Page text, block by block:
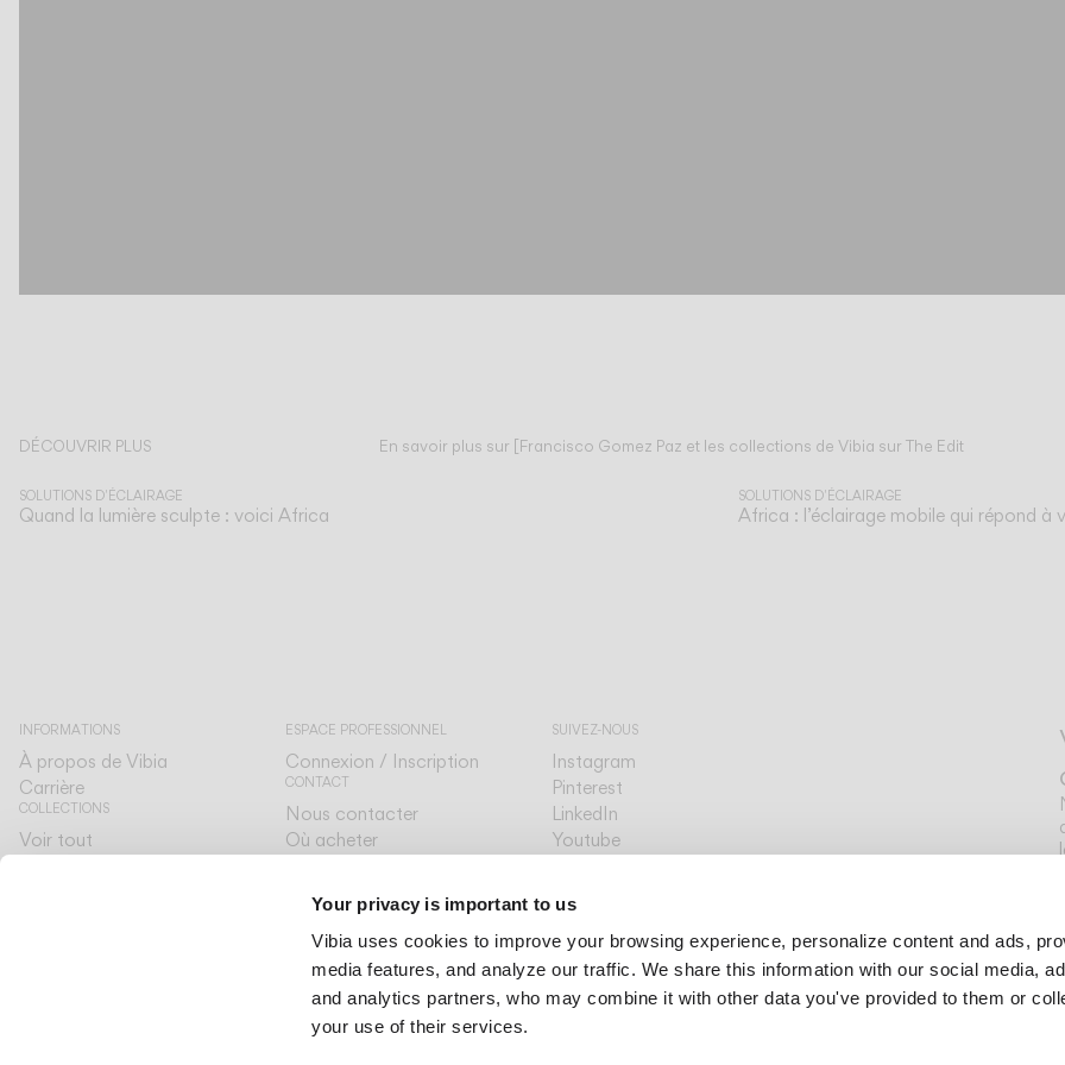
Your privacy is important to us
Vibia uses cookies to improve your browsing experience, personalize content and ads,
media features, and analyze our traffic. We share this information with our social media,
and analytics partners, who may combine it with other data you've provided to them or
your use of their services.
DÉCOUVRIR PLUS En savoir plus sur [Francisco Gomez Paz et les collections de Vibia sur The Edit
SOLUTIONS D'ÉCLAIRAGE
Quand la lumière sculpte : voici Africa
SOLUTIONS D'ÉCLAIRAGE
Africa : l’éclairage mobile qui répond à
INFORMATIONS
À propos de Vibia
Carrière
COLLECTIONS
Voir tout
ESPACE PROFESSIONNEL
Connexion / Inscription
CONTACT
Nous contacter
Où acheter
À votre écoute
SUIVEZ-NOUS
Instagram
Pinterest
LinkedIn
Youtube
Archdaily
Archello
Archiproducts
Architonic